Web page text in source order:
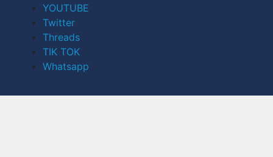
YOUTUBE
Twitter
Threads
TIK TOK
Whatsapp